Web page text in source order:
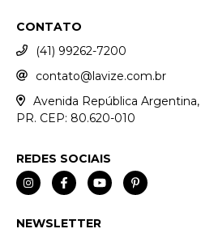
CONTATO
(41) 99262-7200
contato@lavize.com.br
Avenida República Argentina,
PR. CEP: 80.620-010
REDES SOCIAIS
NEWSLETTER